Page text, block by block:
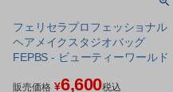
フェリセラプロフェッショナル
ヘアメイクスタジオバッグ
FEPBS - ビューティーワールド
販売価格 ¥6,600税込